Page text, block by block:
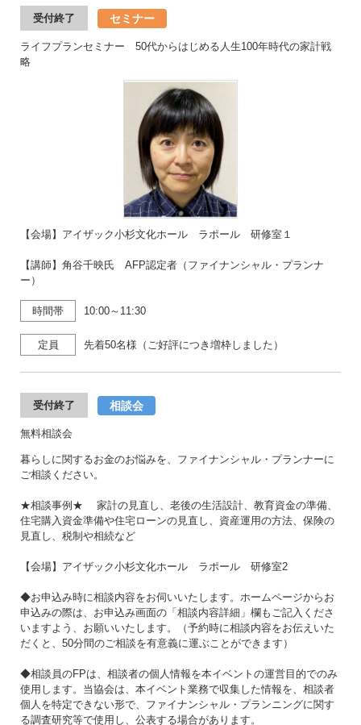
受付終了 セミナー
ライフプランセミナー 50代からはじめる人生100年時代の家計戦
略
【会場】アイザック小杉文化ホール ラポール 研修室１
【講師】角谷千映氏 AFP認定者（ファイナンシャル・プランナ
ー）
時間帯 10:00～11:30
定員 先着50名様（ご好評につき増枠しました）
受付終了 相談会
無料相談会
暮らしに関するお金のお悩みを、ファイナンシャル・プランナーに
ご相談ください。
★相談事例★ 家計の見直し、老後の生活設計、教育資金の準備、
住宅購入資金準備や住宅ローンの見直し、資産運用の方法、保険の
見直し、税制や相続など
【会場】アイザック小杉文化ホール ラポール 研修室2
◆お申込み時に相談内容をお伺いいたします。ホームページからお
申込みの際は、お申込み画面の「相談内容詳細」欄もご記入くださ
いますよう、お願いいたします。（予約時に相談内容をお伝えいた
だくと、50分間のご相談を有意義に運ぶことができます）
◆相談員のFPは、相談者の個人情報を本イベントの運営目的でのみ
使用します。当協会は、本イベント業務で収集した情報を、相談者
個人を特定できない形で、ファイナンシャル・プランニングに関す
る調査研究等で使用し、公表する場合があります。